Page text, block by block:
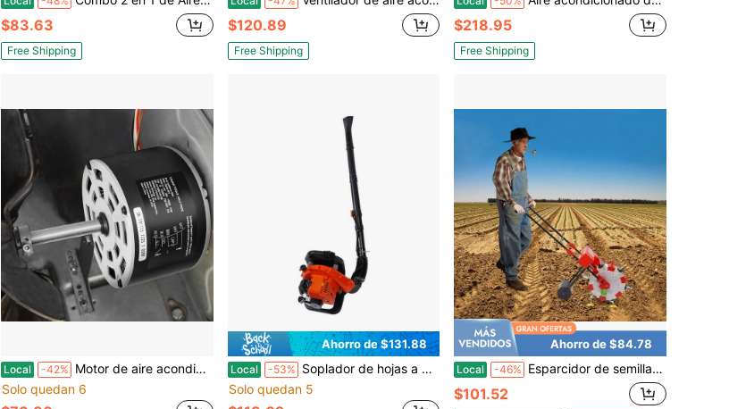
$83.63
Free Shipping
$120.89
Free Shipping
$218.95
Free Shipping
Local -42% Motor de aire acondicionado para RV de 1/3 HP con condensador, CA 115 V, 3 A, 1675 RPM, repuesto para motor de ventilador de CA Coleman Mach para RV. Reemplaza Fasco D1092, 1468-306, 1468-3068, 1468-3069, 7184-0156, 7184-0432.
Solo quedan 6
Ahorro de $131.88
Local -53% Soplador de hojas a gasolina, motor de 2 tiempos de alto rendimiento de 42.7cc, 7000rpm, 229.6ft/S de flujo de aire, diseño ergonómico de mochila, amortiguación de choque para comodidad
Solo quedan 5
Ahorro de $84.78
Local -46% Esparcidor de semillas de alta eficiencia, con gran capacidad de 3,75 kg, diseño de cepillo de precisión, resistente a la corrosión y fácil de usar para una siembra talla grande rápida
$101.52